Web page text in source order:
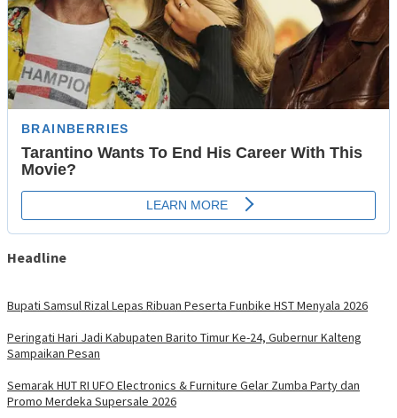
Headline
Bupati Samsul Rizal Lepas Ribuan Peserta Funbike HST Menyala 2026
Peringati Hari Jadi Kabupaten Barito Timur Ke-24, Gubernur Kalteng
Sampaikan Pesan
Semarak HUT RI UFO Electronics & Furniture Gelar Zumba Party dan
Promo Merdeka Supersale 2026